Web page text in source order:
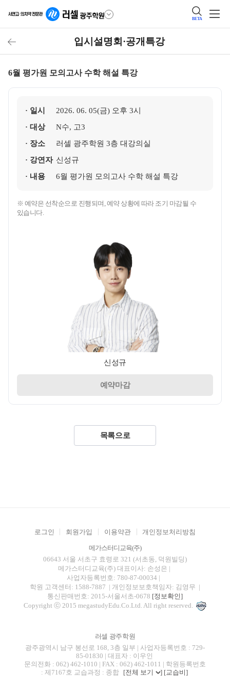
BETA
입시설명회·공개특강
6월 평가원 모의고사 수학 해설 특강
· 일시
2026. 06. 05(금) 오후 3시
· 대상
N수, 고3
· 장소
러셀 광주학원 3층 대강의실
· 강연자 신성규
· 내용
6월 평가원 모의고사 수학 해설 특강
※ 예약은 선착순으로 진행되며, 예약 상황에 따라 조기 마감될 수
있습니다.
신성규
예약마감
목록으로
로그인 회원가입 이용약관 개인정보처리방침
메가스터디교육(주)
06643 서울 서초구 효령로 321 (서초동, 덕원빌딩)
메가스터디교육(주) 대표이사: 손성은 |
사업자등록번호: 780-87-00034 |
학원 고객센터: 1588-7887 | 개인정보보호책임자: 김영무 |
통신판매번호: 2015-서울서초-0678 [정보확인]
Copyright ⓒ 2015 megastudyEdu.Co.Ltd. All right reserved.
러셀 광주학원
광주광역시 남구 봉선로 168, 3층 일부 | 사업자등록번호 : 729-
85-01830 | 대표자 : 이우인
문의전화 : 062) 462-1010 | FAX : 062) 462-1011 | 학원등록번호
: 제7167호 교습과정 : 종합
[전체 보기 ] [교습비]